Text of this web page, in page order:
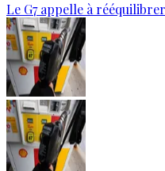
Le G7 appelle à